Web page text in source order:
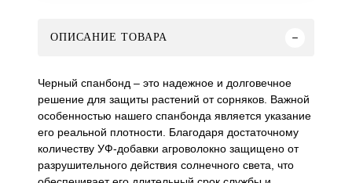
ОПИСАНИЕ ТОВАРА
Черный спанбонд – это надежное и долговечное
решение для защиты растений от сорняков. Важной
особенностью нашего спанбонда является указание
его реальной плотности. Благодаря достаточному
количеству УФ-добавки агроволокно защищено от
разрушительного действия солнечного света, что